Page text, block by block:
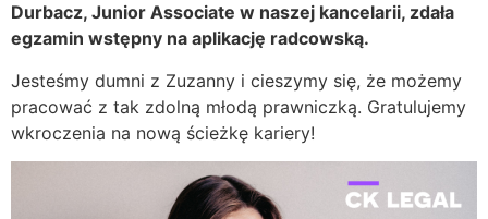
Durbacz, Junior Associate w naszej kancelarii, zdała
egzamin wstępny na aplikację radcowską.
Jesteśmy dumni z Zuzanny i cieszymy się, że możemy
pracować z tak zdolną młodą prawniczką. Gratulujemy
wkroczenia na nową ścieżkę kariery!